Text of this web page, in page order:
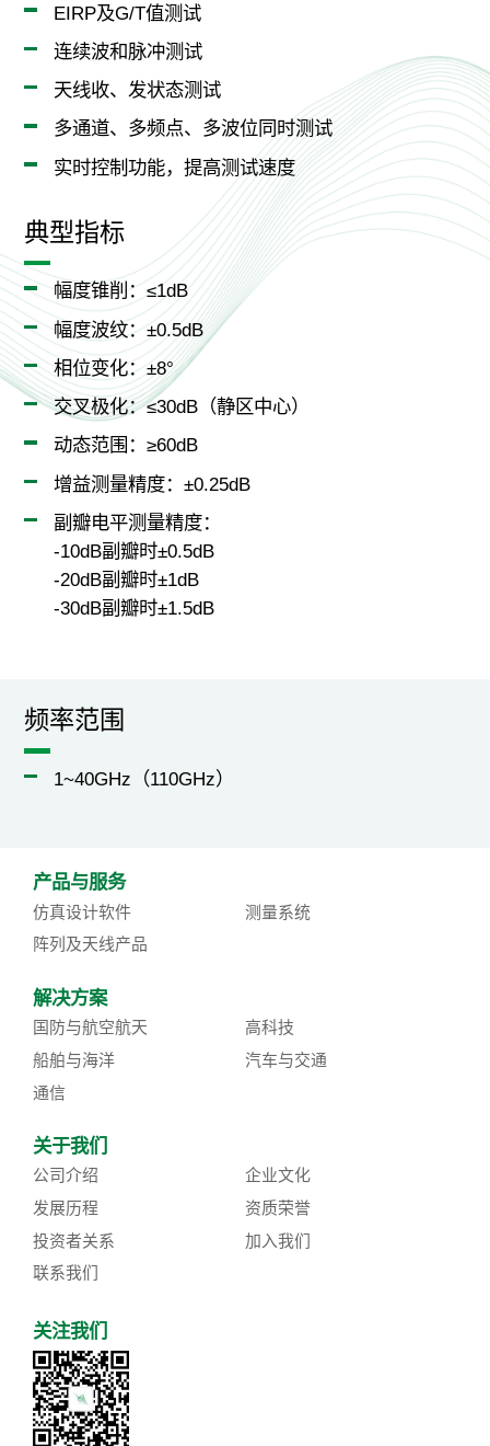
EIRP及G/T值测试
连续波和脉冲测试
天线收、发状态测试
多通道、多频点、多波位同时测试
实时控制功能，提高测试速度
典型指标
幅度锥削：≤1dB
幅度波纹：±0.5dB
相位变化：±8°
交叉极化：≤30dB（静区中心）
动态范围：≥60dB
增益测量精度：±0.25dB
副瓣电平测量精度：
-10dB副瓣时±0.5dB
-20dB副瓣时±1dB
-30dB副瓣时±1.5dB
频率范围
1~40GHz（110GHz）
关注我们
产品与服务
仿真设计软件
测量系统
阵列及天线产品
解决方案
国防与航空航天
高科技
船舶与海洋
汽车与交通
通信
关于我们
公司介绍
企业文化
发展历程
资质荣誉
投资者关系
加入我们
联系我们